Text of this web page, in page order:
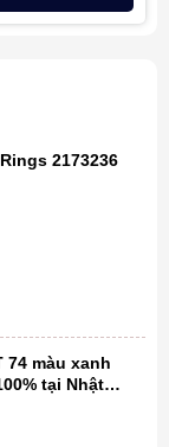
2173236
74 màu xanh
tại Nhật